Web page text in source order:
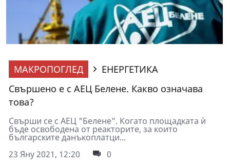
МАКРОПОГЛЕД
ЕНЕРГЕТИКА
Свършено е с АЕЦ Белене. Какво означава
това?
Свърши се с АЕЦ "Белене". Когато площадката ѝ
бъде освободена от реакторите, за които
българските данъкоплатци...
23 Яну 2021, 12:20
0